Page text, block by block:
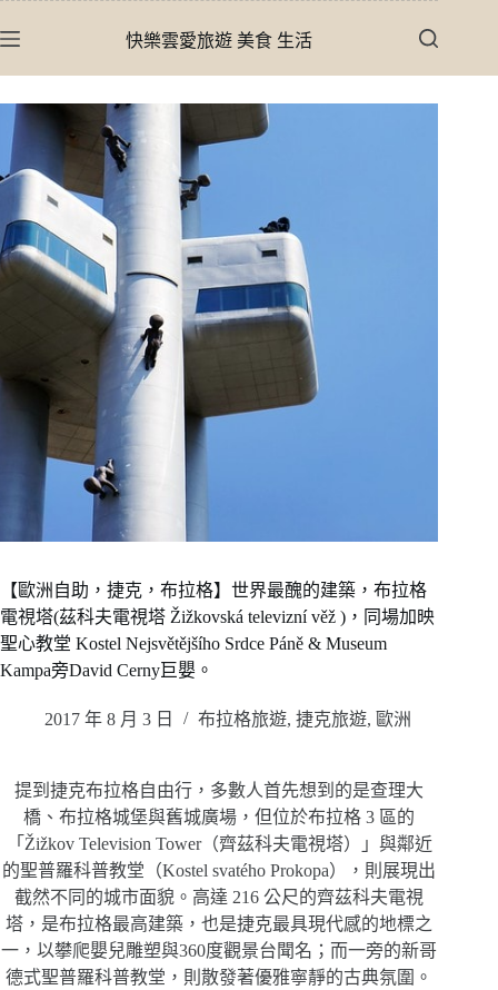
至
內
容
快樂雲愛旅遊 美食 生活
【歐洲自助，捷克，布拉格】世界最醜的建築，布拉格
電視塔(茲科夫電視塔 Žižkovská televizní věž )，同場加映
聖心教堂 Kostel Nejsvětějšího Srdce Páně & Museum
Kampa旁David Cerny巨嬰。
2017 年 8 月 3 日 布拉格旅遊, 捷克旅遊, 歐洲
提到捷克布拉格自由行，多數人首先想到的是查理大
橋、布拉格城堡與舊城廣場，但位於布拉格 3 區的
「Žižkov Television Tower（齊茲科夫電視塔）」與鄰近
的聖普羅科普教堂（Kostel svatého Prokopa），則展現出
截然不同的城市面貌。高達 216 公尺的齊茲科夫電視
塔，是布拉格最高建築，也是捷克最具現代感的地標之
一，以攀爬嬰兒雕塑與360度觀景台聞名；而一旁的新哥
德式聖普羅科普教堂，則散發著優雅寧靜的古典氛圍。